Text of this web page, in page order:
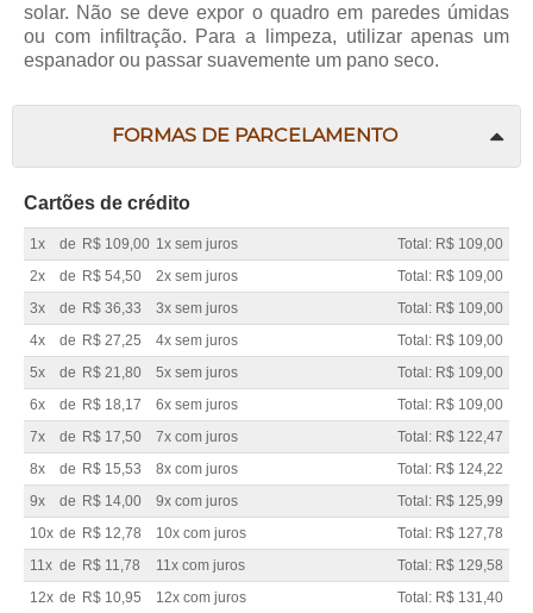
solar. Não se deve expor o quadro em paredes úmidas
ou com infiltração. Para a limpeza, utilizar apenas um
espanador ou passar suavemente um pano seco.
FORMAS DE PARCELAMENTO
Cartões de crédito
1x de R$ 109,00 1x sem juros
Total: R$ 109,00
2x
de R$ 54,50 2x sem juros
Total: R$ 109,00
3x
de R$ 36,33 3x sem juros
Total: R$ 109,00
4x
de R$ 27,25 4x sem juros
Total: R$ 109,00
5x
de R$ 21,80 5x sem juros
Total: R$ 109,00
6x
de R$ 18,17 6x sem juros
Total: R$ 109,00
7x
de R$ 17,50 7x com juros
Total: R$ 122,47
8x
de R$ 15,53 8x com juros
Total: R$ 124,22
9x
de R$ 14,00 9x com juros
Total: R$ 125,99
10x de R$ 12,78 10x com juros
Total: R$ 127,78
11x de R$ 11,78 11x com juros
Total: R$ 129,58
12x de R$ 10,95 12x com juros Total: R$ 131,40